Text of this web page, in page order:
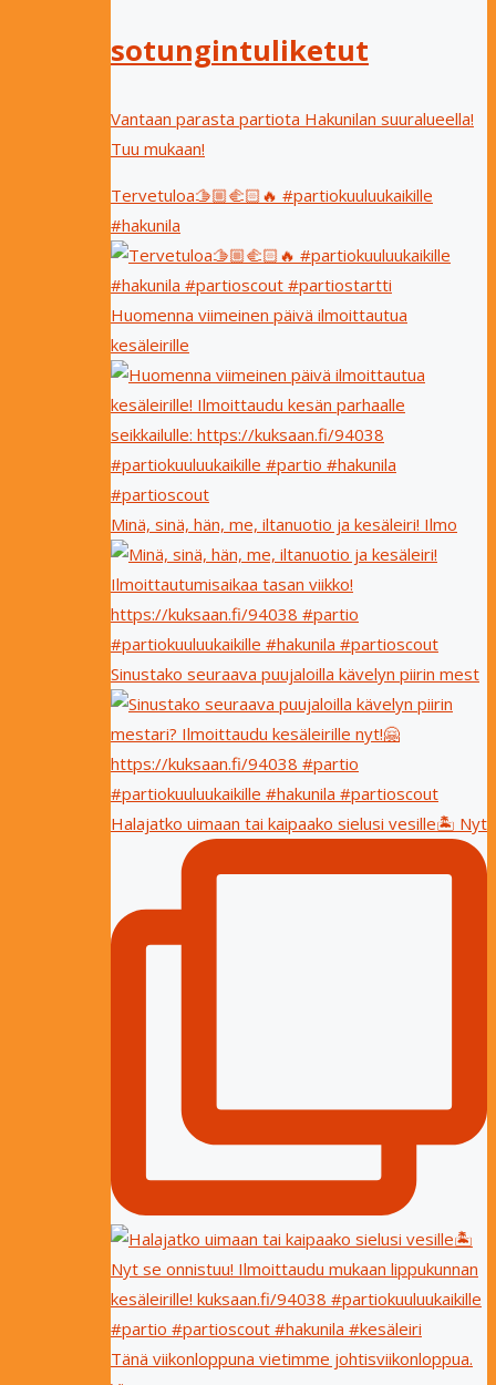
sotungintuliketut
Vantaan parasta partiota Hakunilan suuralueella!
Tuu mukaan!
Tervetuloa🫱🏼‍🫲🏻🔥 #partiokuuluukaikille
#hakunila
Huomenna viimeinen päivä ilmoittautua
kesäleirille
Minä, sinä, hän, me, iltanuotio ja kesäleiri! Ilmo
Sinustako seuraava puujaloilla kävelyn piirin mest
Halajatko uimaan tai kaipaako sielusi vesille🏝 Nyt
Tänä viikonloppuna vietimme johtisviikonloppua.